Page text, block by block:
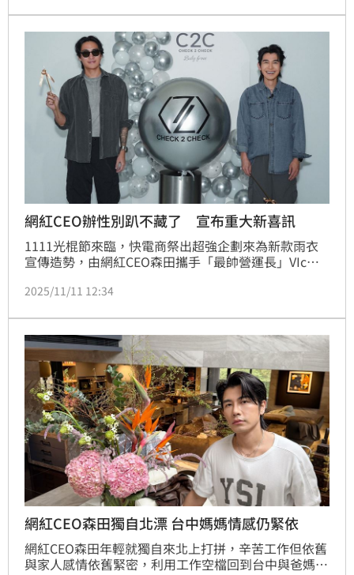
到夫妻倆日後若需替彼此簽署放棄急救文件，會做出什
麼選擇。
網紅CEO辦性別趴不藏了 宣布重大新喜訊
1111光棍節來臨，快電商祭出超強企劃來為新款雨衣
宣傳造勢，由網紅CEO森田攜手「最帥營運長」VIc陳
化，快電商兩位創辦人戳開氣球正式揭曉全新配色「薄
薄荷綠為靈感，呈現出俐落又具時尚質感。
2025/11/11 12:34
網紅CEO森田獨自北漂 台中媽媽情感仍緊依
網紅CEO森田年輕就獨自來北上打拼，辛苦工作但依舊
與家人感情依舊緊密，利用工作空檔回到台中與爸媽相